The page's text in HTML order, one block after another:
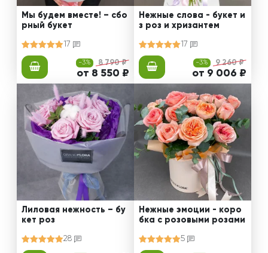
Мы будем вместе! – сбо
рный букет
17
-3% 8 790 ₽
от 8 550 ₽
Нежные слова - букет и
з роз и хризантем
17
-3% 9 260 ₽
от 9 006 ₽
Лиловая нежность – бу
кет роз
28
Нежные эмоции - коро
бка с розовыми розами
5